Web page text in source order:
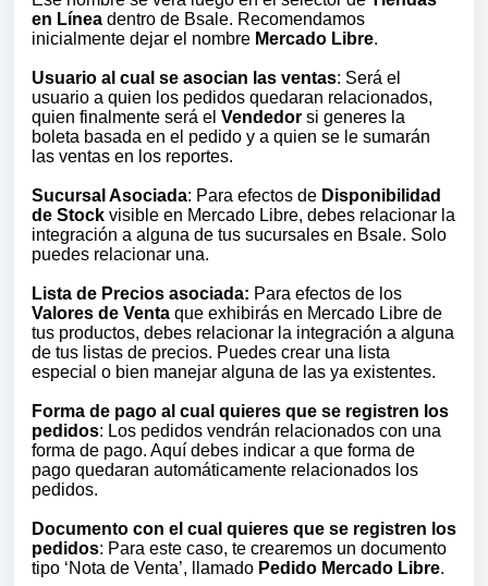
en Línea dentro de Bsale. Recomendamos
inicialmente dejar el nombre Mercado Libre.
Usuario al cual se asocian las ventas: Será el
usuario a quien los pedidos quedaran relacionados,
quien finalmente será el Vendedor si generes la
boleta basada en el pedido y a quien se le sumarán
las ventas en los reportes.
Sucursal Asociada: Para efectos de Disponibilidad
de Stock visible en Mercado Libre, debes relacionar la
integración a alguna de tus sucursales en Bsale. Solo
puedes relacionar una.
Lista de Precios asociada: Para efectos de los
Valores de Venta que exhibirás en Mercado Libre de
tus productos, debes relacionar la integración a alguna
de tus listas de precios. Puedes crear una lista
especial o bien manejar alguna de las ya existentes.
Forma de pago al cual quieres que se registren los
pedidos: Los pedidos vendrán relacionados con una
forma de pago. Aquí debes indicar a que forma de
pago quedaran automáticamente relacionados los
pedidos.
Documento con el cual quieres que se registren los
pedidos: Para este caso, te crearemos un documento
tipo ‘Nota de Venta’, llamado Pedido Mercado Libre.